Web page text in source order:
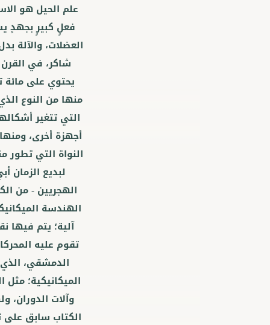
علم الحيل هو
فعلٍ كبيرٍ بجهدٍ
العضلات، والآلة
شاكر، في القرن
يحتوي على
منها من النوع
التي تتغير
أجهزة أخرى،
النواة التي تطور
لبديع الزمان
الهجريين - من
الهندسة
آلية؛ يتم فيها
تقوم عليه
الدمشقي،
الميكانيكية؛ مثل
وآلات الدوران،
الكتاب سابق على